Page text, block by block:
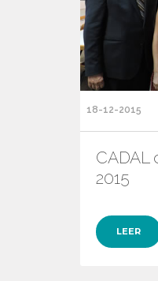
18-12-2015
2015
LEER